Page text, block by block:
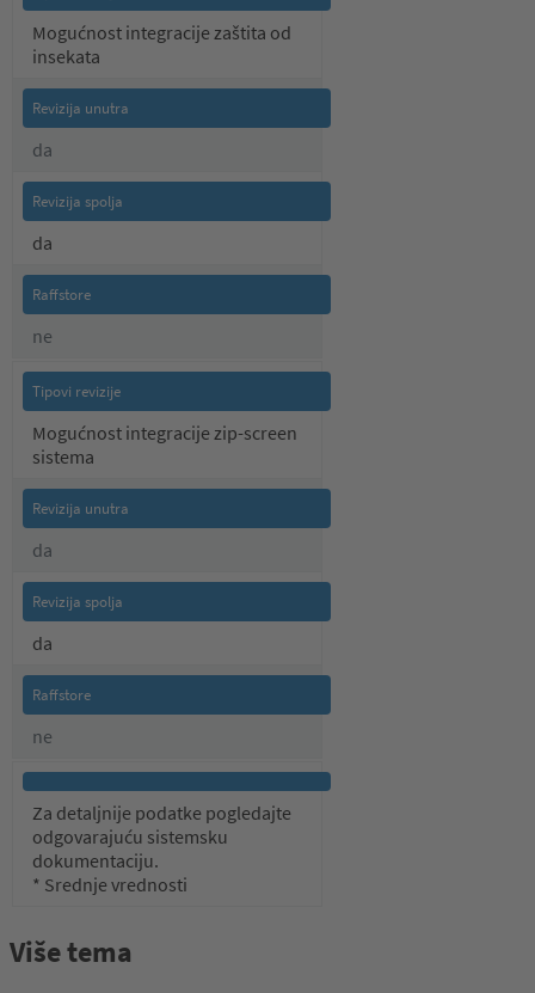
Mogućnost integracije zaštita od
insekata
da
da
ne
Mogućnost integracije zip-screen
sistema
da
da
ne
Za detaljnije podatke pogledajte
odgovarajuću sistemsku
dokumentaciju.
* Srednje vrednosti
Više tema